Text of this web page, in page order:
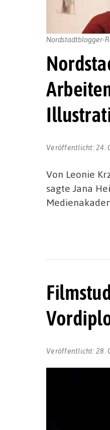
Veröffentlicht:24.
Nordstadtblogger-
Von Leonie
sagte Jana
Veröffentlicht:28.